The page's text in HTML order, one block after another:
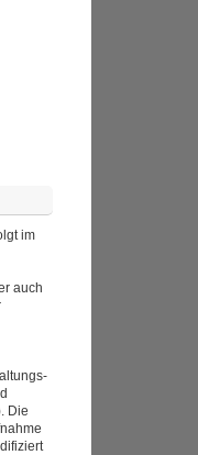
im
auch
Die